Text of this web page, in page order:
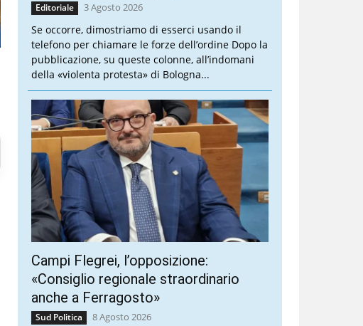
Editoriale 3 Agosto 2026
Se occorre, dimostriamo di esserci usando il
telefono per chiamare le forze dell’ordine Dopo la
pubblicazione, su queste colonne, all’indomani
della «violenta protesta» di Bologna...
Campi Flegrei, l’opposizione:
«Consiglio regionale straordinario
anche a Ferragosto»
Sud Politica 8 Agosto 2026